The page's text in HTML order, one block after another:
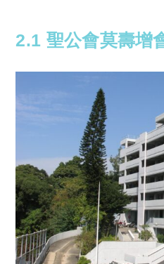
2.1 聖公會莫壽增